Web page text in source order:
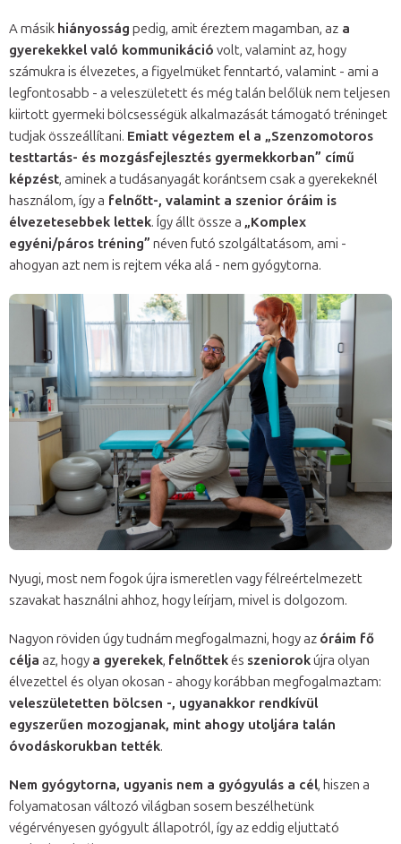
A másik hiányosság pedig, amit éreztem magamban, az a
gyerekekkel való kommunikáció volt, valamint az, hogy
számukra is élvezetes, a figyelmüket fenntartó, valamint - ami a
legfontosabb - a veleszületett és még talán belőlük nem teljesen
kiirtott gyermeki bölcsességük alkalmazását támogató tréninget
tudjak összeállítani. Emiatt végeztem el a „Szenzomotoros
testtartás- és mozgásfejlesztés gyermekkorban” című
képzést, aminek a tudásanyagát korántsem csak a gyerekeknél
használom, így a felnőtt-, valamint a szenior óráim is
élvezetesebbek lettek. Így állt össze a „Komplex
egyéni/páros tréning” néven futó szolgáltatásom, ami -
ahogyan azt nem is rejtem véka alá - nem gyógytorna.
Nyugi, most nem fogok újra ismeretlen vagy félreértelmezett
szavakat használni ahhoz, hogy leírjam, mivel is dolgozom.
Nagyon röviden úgy tudnám megfogalmazni, hogy az óráim fő
célja az, hogy a gyerekek, felnőttekés szeniorokújra olyan
élvezettel és olyan okosan - ahogy korábban megfogalmaztam:
veleszületetten bölcsen -, ugyanakkor rendkívül
egyszerűen mozogjanak, mint ahogy utoljára talán
óvodáskorukban tették.
Nem gyógytorna, ugyanis nem a gyógyulás a cél, hiszen a
folyamatosan változó világban sosem beszélhetünk
végérvényesen gyógyult állapotról, így az eddig eljuttató